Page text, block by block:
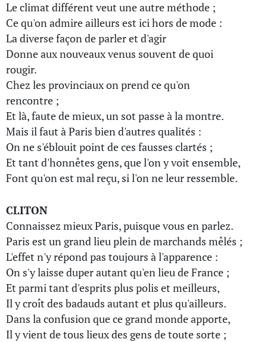
Le climat différent veut une autre méthode ;
Ce qu'on admire ailleurs est ici hors de mode :
La diverse façon de parler et d'agir
Donne aux nouveaux venus souvent de quoi
rougir.
Chez les provinciaux on prend ce qu'on
rencontre ;
Et là, faute de mieux, un sot passe à la montre.
Mais il faut à Paris bien d'autres qualités :
On ne s'éblouit point de ces fausses clartés ;
Et tant d'honnêtes gens, que l'on y voit ensemble,
Font qu'on est mal reçu, si l'on ne leur ressemble.
CLITON
Connaissez mieux Paris, puisque vous en parlez.
Paris est un grand lieu plein de marchands mêlés ;
L'effet n'y répond pas toujours à l'apparence :
On s'y laisse duper autant qu'en lieu de France ;
Et parmi tant d'esprits plus polis et meilleurs,
Il y croît des badauds autant et plus qu'ailleurs.
Dans la confusion que ce grand monde apporte,
Il y vient de tous lieux des gens de toute sorte ;